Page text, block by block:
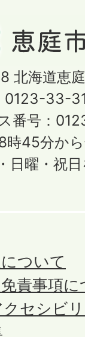
北海道恵
0123-33-
番号：
時45分か
日曜・祝
ついて
責事項
クセシビ